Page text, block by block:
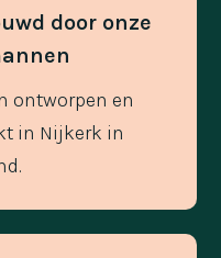
door onze
ontworpen en
in Nijkerk in